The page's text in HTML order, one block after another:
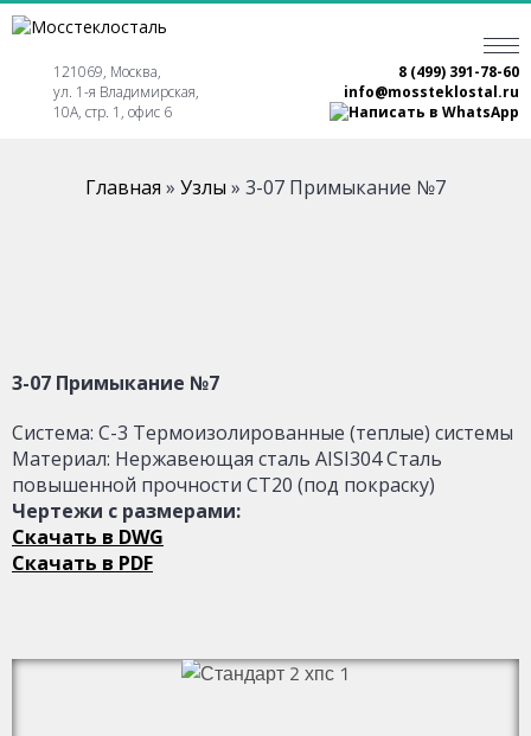
121069, Москва,
ул. 1-я Владимирская,
10А, стр. 1, офис 6
8 (499) 391-78-60
info@mossteklostal.ru
Главная » Узлы » 3-07 Примыкание №7
3-07 Примыкание №7
Система: С-3 Термоизолированные (теплые) системы
Материал: Нержавеющая сталь AISI304 Сталь
повышенной прочности СТ20 (под покраску)
Чертежи с размерами:
Скачать в DWG
Скачать в PDF